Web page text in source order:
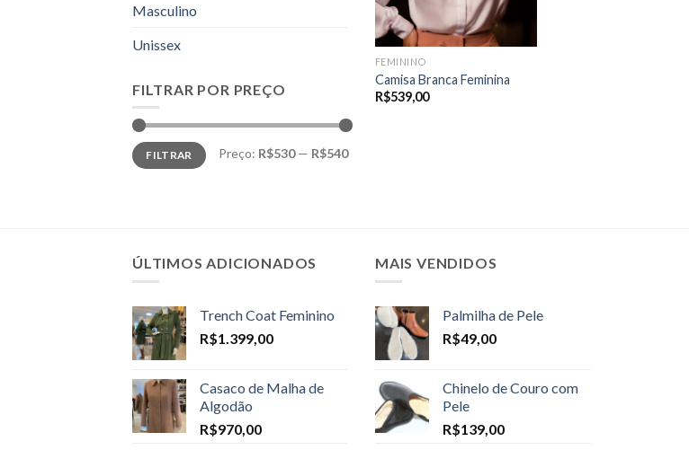
Masculino
Unissex
FILTRAR POR PREÇO
Preço
mínimo
Preço
máximo
FILTRAR Preço: R$530— R$540
FEMININO
Camisa Branca Feminina
R$539,00
ÚLTIMOS ADICIONADOS
Trench Coat Feminino
R$1.399,00
Casaco de Malha de
Algodão
R$970,00
MAIS VENDIDOS
Palmilha de Pele
R$49,00
Chinelo de Couro com
Pele
R$139,00